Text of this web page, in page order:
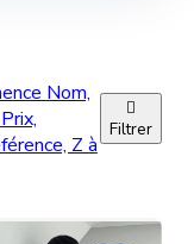
Nom,
Prix,
Z à

Filtrer